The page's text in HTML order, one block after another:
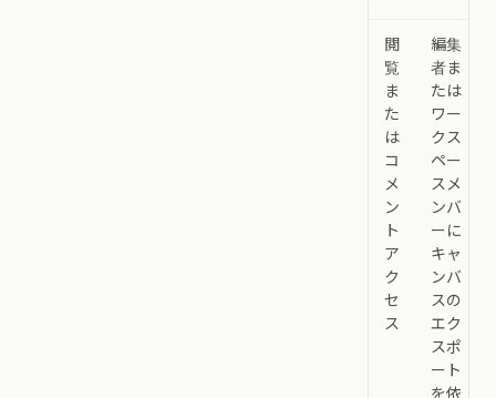
閲
覧
ま
た
は
コ
メ
ン
ト
ア
ク
セ
ス
編集
者ま
たは
ワー
クス
ペー
スメ
ンバ
ーに
キャ
ンバ
スの
エク
スポ
ート
を依